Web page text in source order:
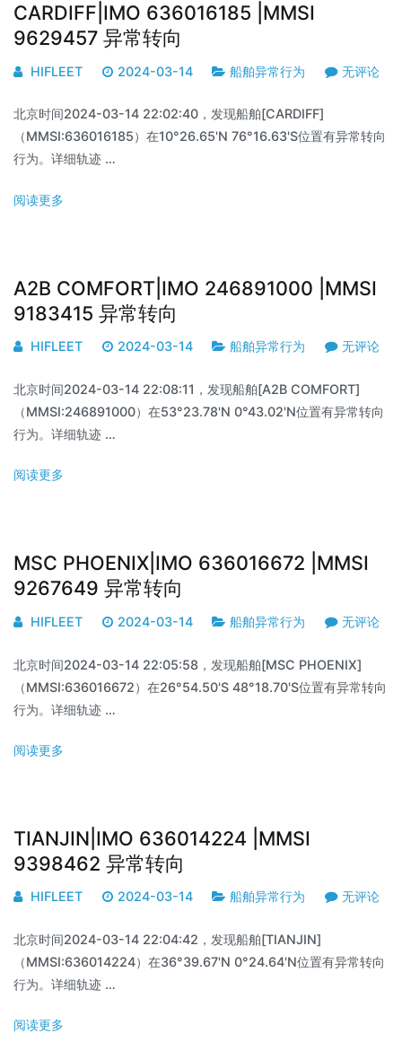
CARDIFF|IMO 636016185 |MMSI
9629457 异常转向
HIFLEET 2024-03-14 船舶异常行为 无评论
北京时间2024-03-14 22:02:40，发现船舶[CARDIFF]
（MMSI:636016185）在10°26.65'N 76°16.63'S位置有异常转向
行为。详细轨迹 …
阅读更多
A2B COMFORT|IMO 246891000 |MMSI
9183415 异常转向
HIFLEET 2024-03-14 船舶异常行为 无评论
北京时间2024-03-14 22:08:11，发现船舶[A2B COMFORT]
（MMSI:246891000）在53°23.78'N 0°43.02'N位置有异常转向
行为。详细轨迹 …
阅读更多
MSC PHOENIX|IMO 636016672 |MMSI
9267649 异常转向
HIFLEET 2024-03-14 船舶异常行为 无评论
北京时间2024-03-14 22:05:58，发现船舶[MSC PHOENIX]
（MMSI:636016672）在26°54.50'S 48°18.70'S位置有异常转向
行为。详细轨迹 …
阅读更多
TIANJIN|IMO 636014224 |MMSI
9398462 异常转向
HIFLEET 2024-03-14 船舶异常行为 无评论
北京时间2024-03-14 22:04:42，发现船舶[TIANJIN]
（MMSI:636014224）在36°39.67'N 0°24.64'N位置有异常转向
行为。详细轨迹 …
阅读更多